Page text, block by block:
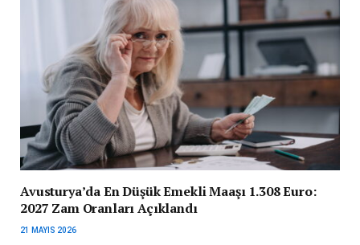
Avusturya’da En Düşük Emekli Maaşı 1.308 Euro:
2027 Zam Oranları Açıklandı
21 MAYIS 2026